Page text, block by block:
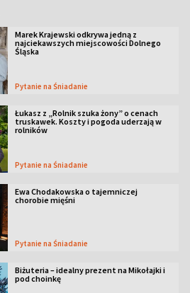
Marek Krajewski odkrywa jedną z
najciekawszych miejscowości Dolnego
Śląska
Pytanie na Śniadanie
Łukasz z „Rolnik szuka żony” o cenach
truskawek. Koszty i pogoda uderzają w
rolników
Pytanie na Śniadanie
Ewa Chodakowska o tajemniczej
chorobie mięśni
Pytanie na Śniadanie
Biżuteria – idealny prezent na Mikołajki i
pod choinkę